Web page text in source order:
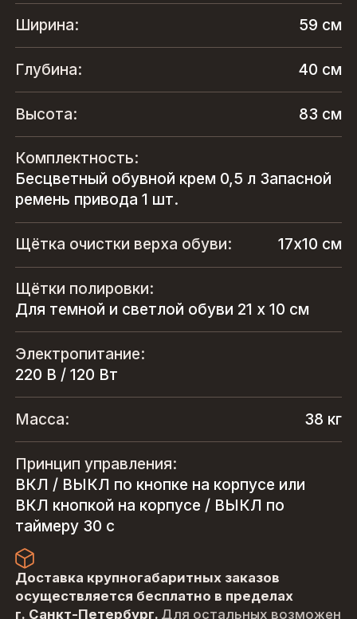
Ширина: 59 см
Глубина: 40 см
Высота: 83 см
Комплектность:
Бесцветный обувной крем 0,5 л Запасной
ремень привода 1 шт.
Щётка очистки верха обуви: 17х10 см
Щётки полировки:
Для темной и светлой обуви 21 х 10 см
Электропитание:
220 В / 120 Вт
Масса: 38 кг
Принцип управления:
ВКЛ / ВЫКЛ по кнопке на корпусе или
ВКЛ кнопкой на корпусе / ВЫКЛ по
таймеру 30 с
Доставка крупногабаритных заказов
осуществляется бесплатно в пределах
г. Санкт-Петербург. Для остальных возможен